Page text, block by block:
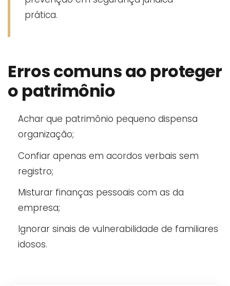
prática.
Erros comuns ao proteger
o patrimônio
Achar que patrimônio pequeno dispensa
organização;
Confiar apenas em acordos verbais sem
registro;
Misturar finanças pessoais com as da
empresa;
Ignorar sinais de vulnerabilidade de familiares
idosos.